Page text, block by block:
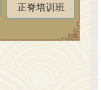
正脊培训班